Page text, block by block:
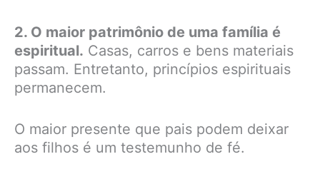
2. O maior patrimônio de uma família é
espiritual. Casas, carros e bens materiais
passam. Entretanto, princípios espirituais
permanecem.
O maior presente que pais podem deixar
aos filhos é um testemunho de fé.